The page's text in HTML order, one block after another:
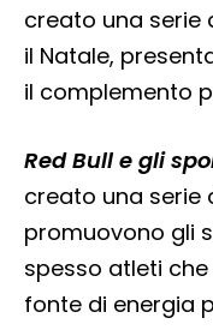
creato una serie
il Natale,
il complemento
Red Bull e gli
creato una serie
promuovono gli
spesso atleti
fonte di energia